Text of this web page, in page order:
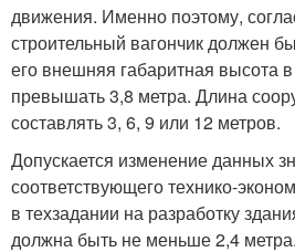
движения. Именно поэтому,
строительный вагончик должен
его внешняя габаритная высота
превышать 3,8 метра. Длина
составлять 3, 6, 9 или 12 метров.
Допускается изменение данных
соответствующего технико-
в техзадании на разработку
должна быть не меньше 2,4